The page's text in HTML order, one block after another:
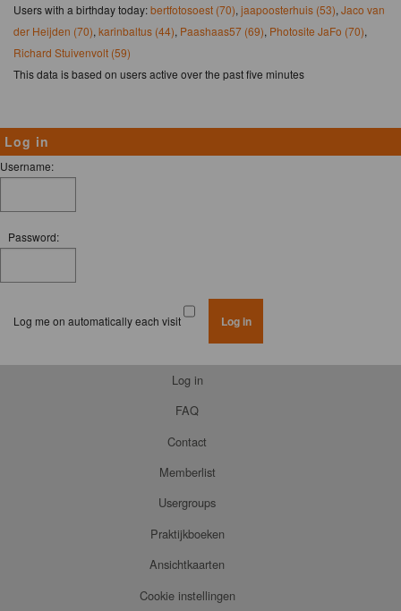
Users with a birthday today:bertfotosoest (70), jaapoosterhuis (53), Jaco van
der Heijden (70), karinbaltus (44), Paashaas57 (69), Photosite JaFo (70),
Richard Stuivenvolt (59)
This data is based on users active over the past five minutes
Log in
Username:
Password:
Log me on automatically each visit
Log in
FAQ
Contact
Memberlist
Usergroups
Praktijkboeken
Ansichtkaarten
Cookie instellingen